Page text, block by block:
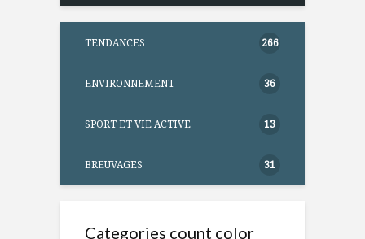
TENDANCES 266
ENVIRONNEMENT 36
SPORT ET VIE ACTIVE 13
BREUVAGES 31
Categories count color